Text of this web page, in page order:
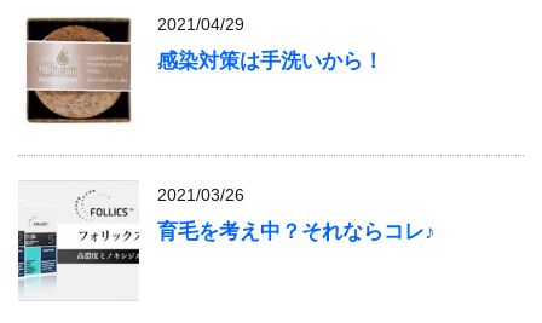
2021/04/29
感染対策は手洗いから！
2021/03/26
育毛を考え中？それならコレ♪